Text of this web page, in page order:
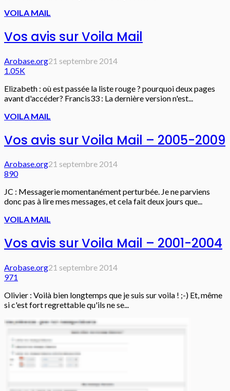
VOILA MAIL
Vos avis sur Voila Mail
Arobase.org21 septembre 2014
1.05K
Elizabeth : où est passée la liste rouge ? pourquoi deux pages
avant d'accéder? Francis33 : La dernière version n'est...
VOILA MAIL
Vos avis sur Voila Mail – 2005-2009
Arobase.org21 septembre 2014
890
JC : Messagerie momentanément perturbée. Je ne parviens
donc pas à lire mes messages, et cela fait deux jours que...
VOILA MAIL
Vos avis sur Voila Mail – 2001-2004
Arobase.org21 septembre 2014
971
Olivier : Voilà bien longtemps que je suis sur voila ! ;-) Et, même
si c'est fort regrettable qu'ils ne se...